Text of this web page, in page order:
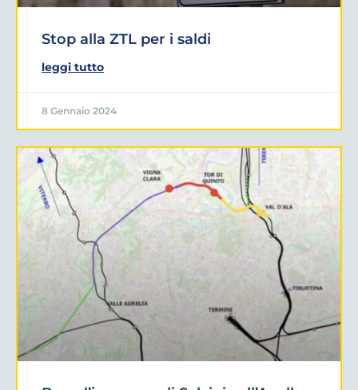
Stop alla ZTL per i saldi
leggi tutto
8 Gennaio 2024